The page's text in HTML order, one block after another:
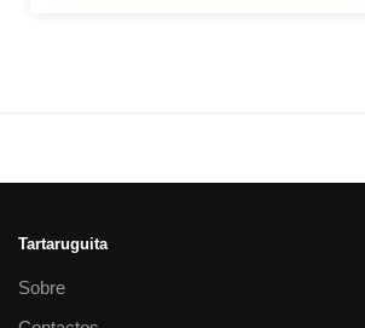
Tartaruguita
Sobre